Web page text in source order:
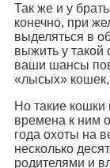
Так же и у
конечно, при
выделяться в
выжить у такой
ваши шансы
«лысых»
Но такие
времена к ним
года охоты на
несколько
родителями и